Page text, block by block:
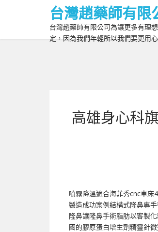
台灣趙藥師有限
台灣趙藥師有限公司為讓更多有理
定，因為我們年輕所以我們要更用
高雄身心科
噴霧降溫適合海菲秀cnc車床
製造成功案例結構式隆鼻專
隆鼻讓隆鼻手術脂肪以客製
國的膠原蛋白增生劑精靈針